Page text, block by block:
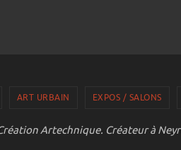
ART URBAIN EXPOS / SALONS
Artechnique. Créateur à